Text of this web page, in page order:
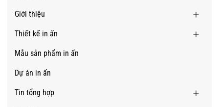
Giới thiệu
Thiết kế in ấn
Mẫu sản phẩm in ấn
Dự án in ấn
Tin tổng hợp